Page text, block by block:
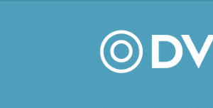
Zur
Navigation
springen
Zum
Inhalt
springen